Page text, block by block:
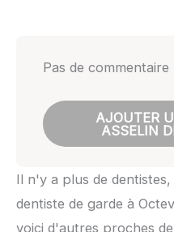
Pas de commentaire
AJOUTER
ASSELIN
Il n'y a plus de
dentiste de garde à
voici d'autres proches